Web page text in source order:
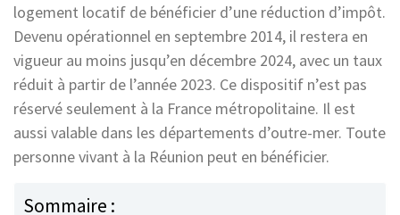
logement locatif de bénéficier d’une réduction d’impôt.
Devenu opérationnel en septembre 2014, il restera en
vigueur au moins jusqu’en décembre 2024, avec un taux
réduit à partir de l’année 2023. Ce dispositif n’est pas
réservé seulement à la France métropolitaine. Il est
aussi valable dans les départements d’outre-mer. Toute
personne vivant à la Réunion peut en bénéficier.
Sommaire :